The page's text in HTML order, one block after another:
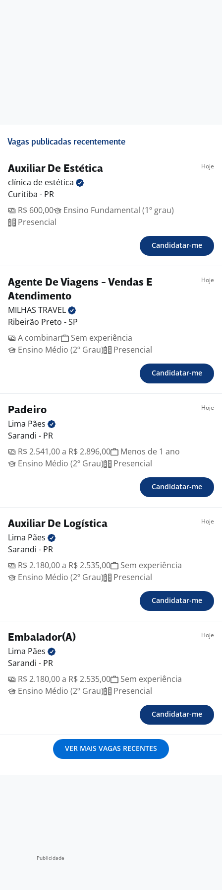
Vagas publicadas recentemente
Auxiliar De Estética Hoje
clínica de estética
Curitiba - PR
R$ 600,00
Ensino Fundamental (1º grau)
Presencial
Candidatar-me
Agente De Viagens - Vendas E
Atendimento
Hoje
MILHAS TRAVEL
Ribeirão Preto - SP
A combinar
Sem experiência
Ensino Médio (2º Grau)
Presencial
Candidatar-me
Padeiro Hoje
Lima Pães
Sarandi - PR
R$ 2.541,00 a R$ 2.896,00
Menos de 1 ano
Ensino Médio (2º Grau)
Presencial
Candidatar-me
Auxiliar De Logística Hoje
Lima Pães
Sarandi - PR
R$ 2.180,00 a R$ 2.535,00
Sem experiência
Ensino Médio (2º Grau)
Presencial
Candidatar-me
Embalador(A) Hoje
Lima Pães
Sarandi - PR
R$ 2.180,00 a R$ 2.535,00
Sem experiência
Ensino Médio (2º Grau)
Presencial
Candidatar-me
VER MAIS VAGAS RECENTES